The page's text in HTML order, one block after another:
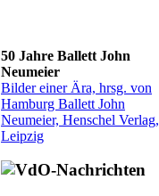
50 Jahre Ballett John
Neumeier
Bilder einer Ära, hrsg. von
Hamburg Ballett John
Neumeier, Henschel Verlag,
Leipzig